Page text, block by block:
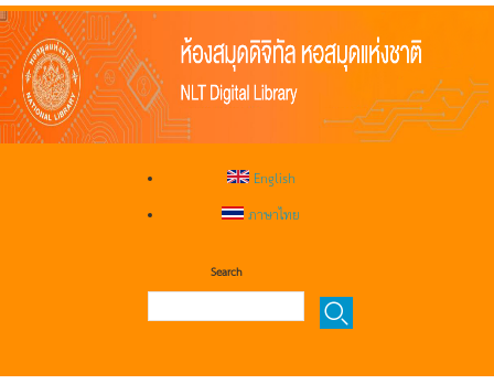
English
ภาษาไทย
Search